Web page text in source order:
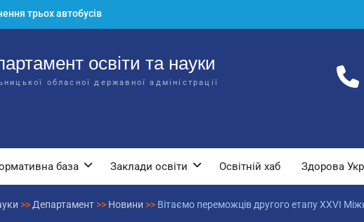
колегії
та науки обласної
нарада для
за національно-
трьох автобусів
освіти
освіти та науки
обласної державної адміністрації
база Заклади освіти Освітній хаб Здорова
>> Департамент >> Новини >> Вітаємо переможців другого етапу ХХVІ